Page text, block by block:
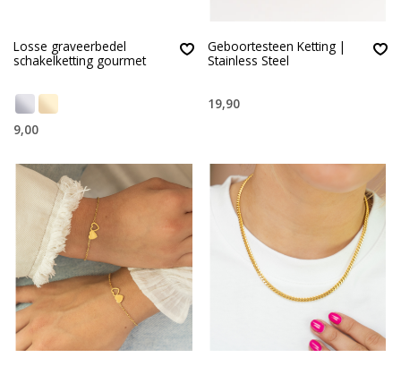
Losse graveerbedel
schakelketting gourmet
9,00
Geboortesteen Ketting |
Stainless Steel
19,90